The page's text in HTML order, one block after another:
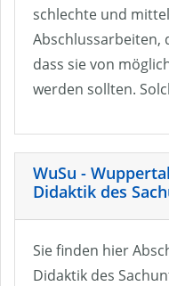
schlechte und
Abschlussarbeiten,
dass sie von
werden sollten.
WuSu -
Didaktik des
Sie finden hier
Didaktik des